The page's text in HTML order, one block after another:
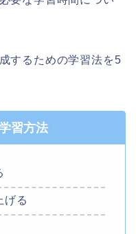
するための学習法を5
習方法
げる